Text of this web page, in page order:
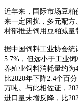
近年来，国际市场豆
来一定困扰，多元配
村部推进饲用豆粕减量
据中国饲料工业协会统
5.7%，但远小于工业
养殖业饲料消耗量约为
比2020年下降2.4个百
万吨。与此相佐证，
进口量未增反降，比